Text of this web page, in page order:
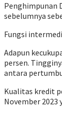
Penghimpunan
sebelumnya
Fungsi
Adapun
persen.
antara
Kualitas kredit
November 2023